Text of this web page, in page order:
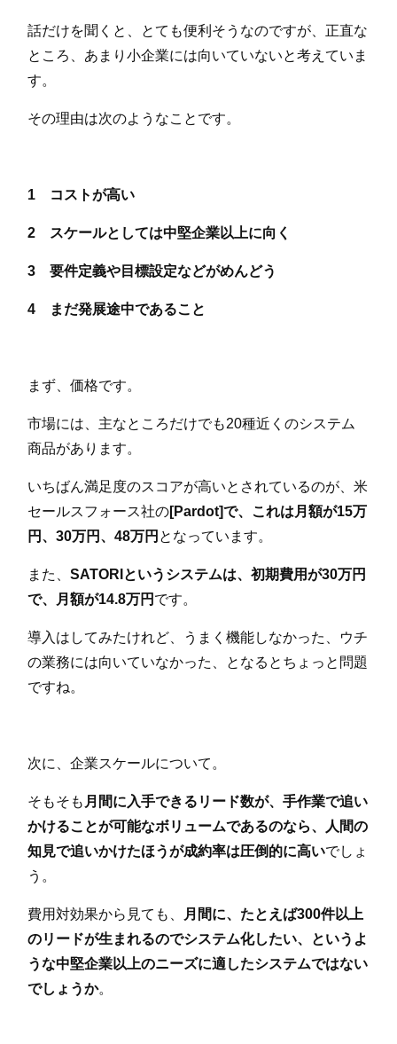
話だけを聞くと、とても便利そうなのですが、正直な
ところ、あまり小企業には向いていないと考えていま
す。
その理由は次のようなことです。
1 コストが高い
2 スケールとしては中堅企業以上に向く
3 要件定義や目標設定などがめんどう
4 まだ発展途中であること
まず、価格です。
市場には、主なところだけでも20種近くのシステム
商品があります。
いちばん満足度のスコアが高いとされているのが、米
セールスフォース社の[Pardot]で、これは月額が15万
円、30万円、48万円 となっています。
また、SATORIというシステムは、初期費用が30万円
で、月額が14.8万円 です。
導入はしてみたけれど、うまく機能しなかった、ウチ
の業務には向いていなかった、となるとちょっと問題
ですね。
次に、企業スケールについて。
そもそも 月間に入手できるリード数が、手作業で追い
かけることが可能なボリュームであるのなら、人間の
知見で追いかけたほうが成約率は圧倒的に高いでしょ
う。
費用対効果から見ても、
月間に、たとえば300件以上
のリードが生まれるのでシステム化したい、というよ
うな中堅企業以上のニーズに適したシステムではない
でしょうか。